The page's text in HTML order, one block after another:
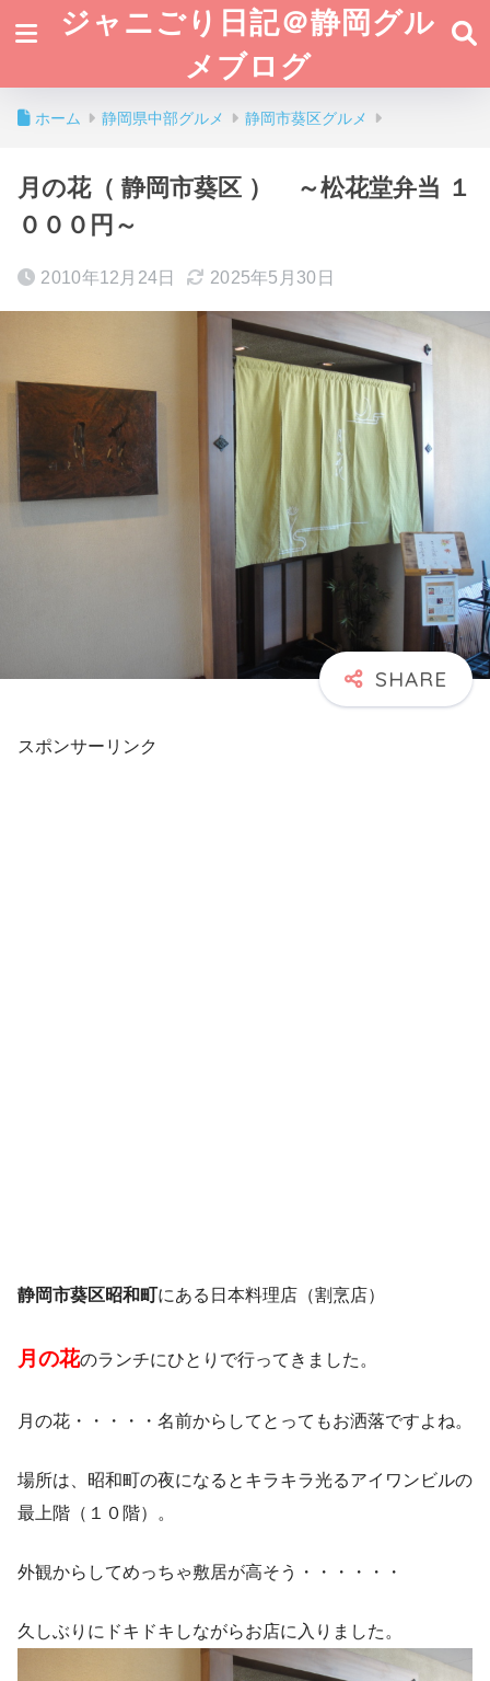
ジャニごり日記＠静岡グル
メブログ
ホーム 静岡県中部グルメ 静岡市葵区グルメ
月の花（ 静岡市葵区 ） ～松花堂弁当 １
０００円～
2010年12月24日 2025年5月30日
スポンサーリンク
静岡市葵区昭和町にある日本料理店（割烹店）
月の花のランチにひとりで行ってきました。
月の花・・・・・名前からしてとってもお洒落ですよね。
場所は、昭和町の夜になるとキラキラ光るアイワンビルの
最上階（１０階）。
外観からしてめっちゃ敷居が高そう・・・・・・
久しぶりにドキドキしながらお店に入りました。